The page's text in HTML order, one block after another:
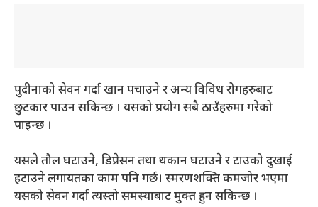
पुदीनाको सेवन गर्दा खान पचाउने र अन्य विविध रोगहरुबाट
छुटकार पाउन सकिन्छ । यसको प्रयोग सबै ठाउँहरुमा गरेको
पाइन्छ ।
यसले तौल घटाउने, डिप्रेसन तथा थकान घटाउने र टाउको दुखाई
हटाउने लगायतका काम पनि गर्छ। स्मरणशक्ति कमजोर भएमा
यसको सेवन गर्दा त्यस्तो समस्याबाट मुक्त हुन सकिन्छ ।